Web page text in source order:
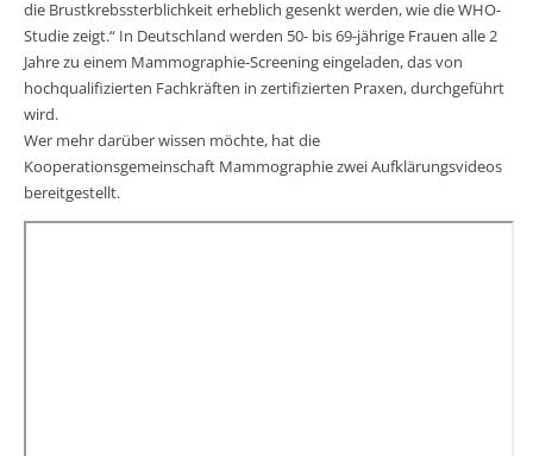
die Brustkrebssterblichkeit erheblich gesenkt werden, wie die WHO-
Studie zeigt.“ In Deutschland werden 50- bis 69-jährige Frauen alle 2
Jahre zu einem Mammographie-Screening eingeladen, das von
hochqualifizierten Fachkräften in zertifizierten Praxen, durchgeführt
wird.
Wer mehr darüber wissen möchte, hat die
Kooperationsgemeinschaft Mammographie zwei Aufklärungsvideos
bereitgestellt.